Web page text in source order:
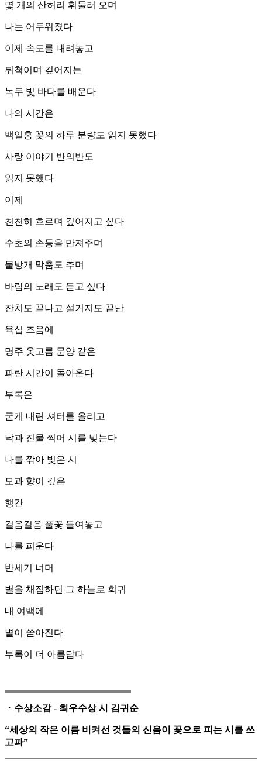
몇 개의 산허리 휘둘러 오며
나는 어두워졌다
이제 속도를 내려놓고
뒤척이며 깊어지는
녹두 빛 바다를 배운다
나의 시간은
백일홍 꽃의 하루 분량도 읽지 못했다
사랑 이야기 반의반도
읽지 못했다
이제
천천히 흐르며 깊어지고 싶다
수초의 손등을 만져주며
물방개 막춤도 추며
바람의 노래도 듣고 싶다
잔치도 끝나고 설거지도 끝난
육십 즈음에
명주 옷고름 문양 같은
파란 시간이 돌아온다
부록은
굳게 내린 셔터를 올리고
낙과 진물 찍어 시를 빚는다
나를 깎아 빚은 시
모과 향이 깊은
행간
걸음걸음 풀꽃 들여놓고
나를 피운다
반세기 너머
별을 채집하던 그 하늘로 회귀
내 여백에
별이 쏟아진다
부록이 더 아름답다
ㆍ수상소감 - 최우수상 시 김귀순
“세상의 작은 이름 비켜선 것들의 신음이 꽃으로 피는 시를 쓰
고파”